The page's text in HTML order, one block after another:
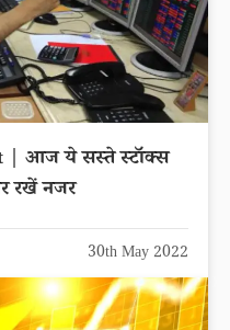
| आज ये सस्ते स्टॉक्स
रखें नजर
30th May 2022